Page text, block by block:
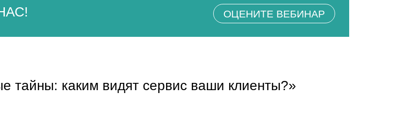
ОЦЕНИТЕ ВЕБИНАР
тайны: каким видят сервис ваши клиенты?»